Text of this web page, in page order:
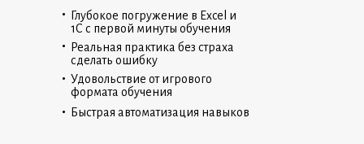
•
Реальная практика без страха
сделать ошибку
Удовольствие от игрового
формата обучения
Быстрая автоматизация навыков
•
•
•
Глубокое погружение в Excel и
1С с первой минуты обучения